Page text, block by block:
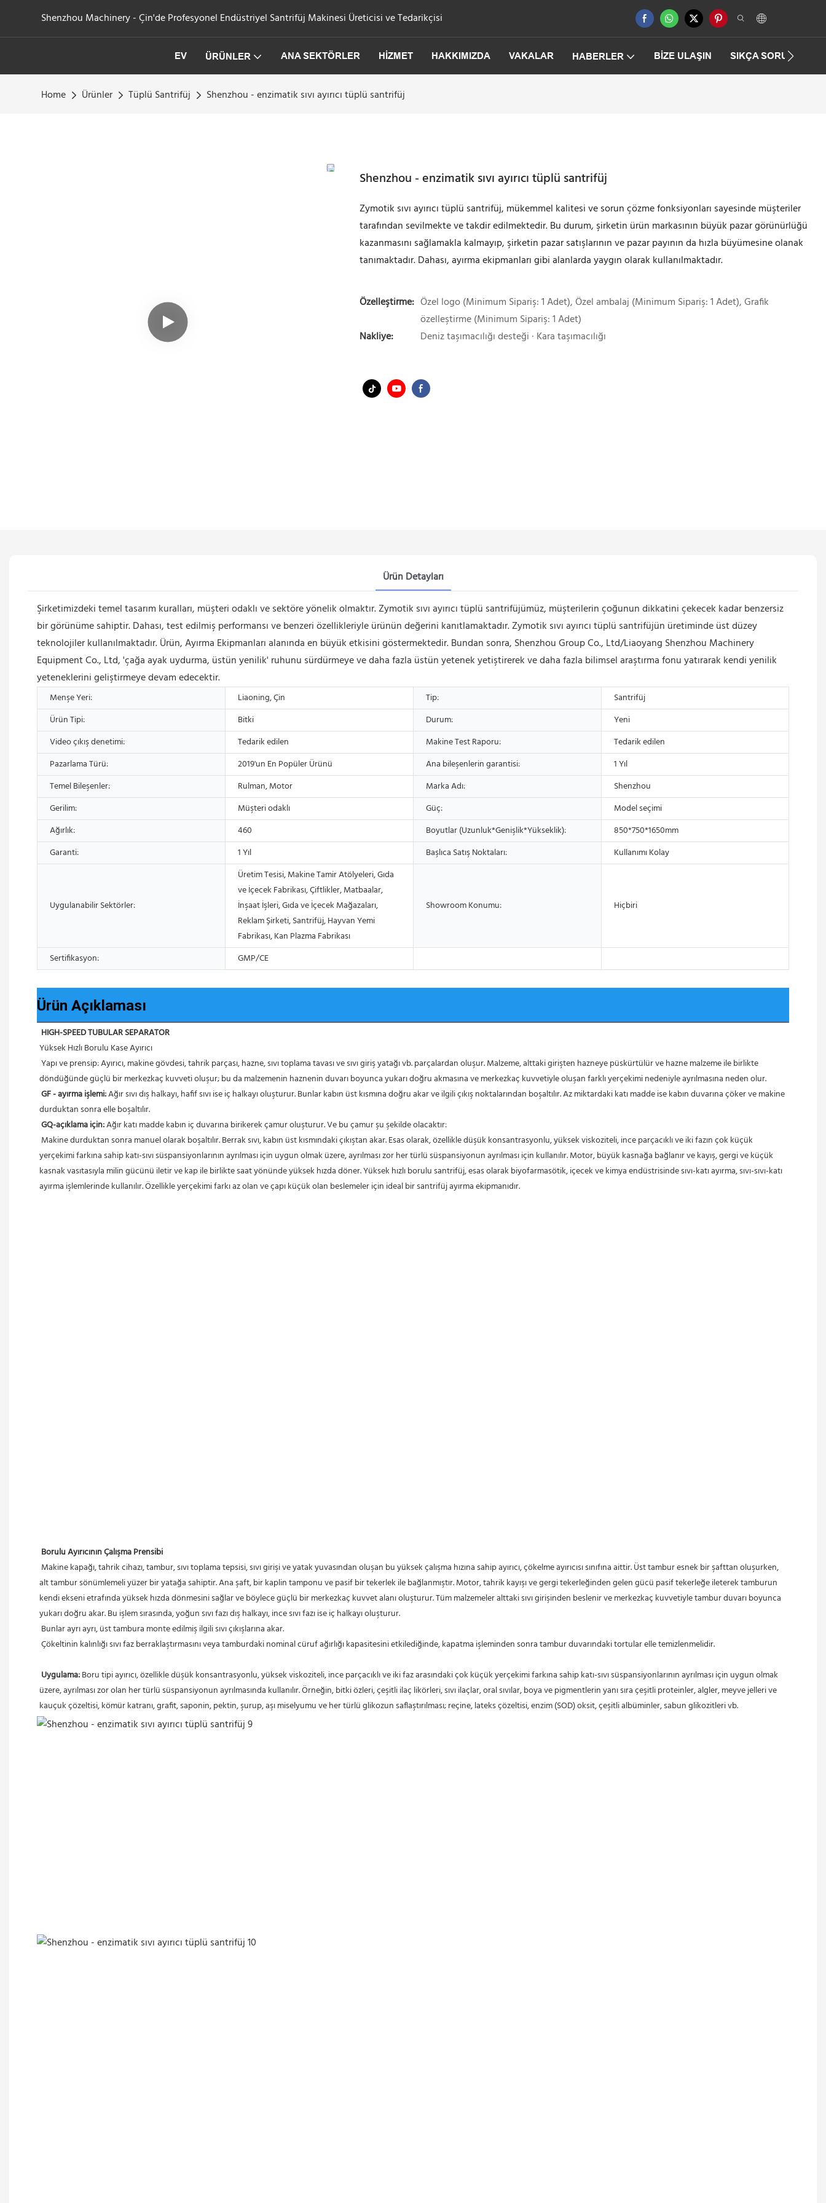
Shenzhou Machinery - Çin'de Profesyonel Endüstriyel Santrifüj Makinesi Üreticisi ve Tedarikçisi
EV ÜRÜNLER ANA SEKTÖRLER HIZMET HAKKIMIZDA VAKALAR HABERLER BIZE ULAŞIN SIKÇA SORULAN
Home Ürünler Tüplü Santrifüj Shenzhou - enzimatik sıvı ayırıcı tüplü santrifüj
Shenzhou - enzimatik sıvı ayırıcı tüplü santrifüj
Zymotik sıvı ayırıcı tüplü santrifüj, mükemmel kalitesi ve sorun çözme fonksiyonları sayesinde müşteriler
tarafından sevilmekte ve takdir edilmektedir. Bu durum, şirketin ürün markasının büyük pazar görünürlüğü
kazanmasını sağlamakla kalmayıp, şirketin pazar satışlarının ve pazar payının da hızla büyümesine olanak
tanımaktadır. Dahası, ayırma ekipmanları gibi alanlarda yaygın olarak kullanılmaktadır.
Özelleştirme: Özel logo (Minimum Sipariş: 1 Adet), Özel ambalaj (Minimum Sipariş: 1 Adet), Grafik
özelleştirme (Minimum Sipariş: 1 Adet)
Nakliye:
Deniz taşımacılığı desteği · Kara taşımacılığı
Ürün Detayları
Şirketimizdeki temel tasarım kuralları, müşteri odaklı ve sektöre yönelik olmaktır. Zymotik sıvı ayırıcı tüplü santrifüjümüz, müşterilerin çoğunun dikkatini çekecek kadar benzersiz
bir görünüme sahiptir. Dahası, test edilmiş performansı ve benzeri özellikleriyle ürünün değerini kanıtlamaktadır. Zymotik sıvı ayırıcı tüplü santrifüjün üretiminde üst düzey
teknolojiler kullanılmaktadır. Ürün, Ayırma Ekipmanları alanında en büyük etkisini göstermektedir. Bundan sonra, Shenzhou Group Co., Ltd/Liaoyang Shenzhou Machinery
Equipment Co., Ltd, 'çağa ayak uydurma, üstün yenilik' ruhunu sürdürmeye ve daha fazla üstün yetenek yetiştirerek ve daha fazla bilimsel araştırma fonu yatırarak kendi yenilik
yeteneklerini geliştirmeye devam edecektir.
Menşe Yeri: Liaoning, Çin Tip:
Santrifüj
Ürün Tipi:
Bitki Durum:
Yeni
Video çıkış denetimi:
Tedarik edilen Makine Test Raporu:
Tedarik edilen
Pazarlama Türü:
2019'un En Popüler Ürünü Ana bileşenlerin garantisi:
1 Yıl
Temel Bileşenler:
Rulman, Motor Marka Adı:
Shenzhou
Gerilim:
Müşteri odaklı Güç:
Model seçimi
Ağırlık:
460 Boyutlar (Uzunluk*Genişlik*Yükseklik):
850*750*1650mm
Garanti:
1 Yıl Başlıca Satış Noktaları: Kullanımı Kolay
Uygulanabilir Sektörler:
Üretim Tesisi, Makine Tamir Atölyeleri, Gıda
ve İçecek Fabrikası, Çiftlikler, Matbaalar,
İnşaat İşleri, Gıda ve İçecek Mağazaları,
Reklam Şirketi, Santrifüj, Hayvan Yemi
Fabrikası, Kan Plazma Fabrikası
Showroom Konumu: Hiçbiri
Sertifikasyon: GMP/CE
Ürün Açıklaması
HIGH-SPEED TUBULAR SEPARATOR
Yüksek Hızlı Borulu Kase Ayırıcı
döndüğünde güçlü bir merkezkaç kuvveti oluşur; bu da malzemenin haznenin duvarı boyunca yukarı doğru akmasına ve merkezkaç kuvvetiyle oluşan farklı yerçekimi nedeniyle ayrılmasına neden olur.
GF - ayırma işlemi: Ağır sıvı dış halkayı, hafif sıvı ise iç halkayı oluşturur. Bunlar kabın üst kısmına doğru akar ve ilgili çıkış noktalarından boşaltılır. Az miktardaki katı madde ise kabın duvarına çöker ve makine
durduktan sonra elle boşaltılır.
GQ-açıklama için: Ağır katı madde kabın iç duvarına birikerek çamur oluşturur. Ve bu çamur şu şekilde olacaktır:
yerçekimi farkına sahip katı-sıvı süspansiyonlarının ayrılması için uygun olmak üzere, ayrılması zor her türlü süspansiyonun ayrılması için kullanılır. Motor, büyük kasnağa bağlanır ve kayış, gergi ve küçük
kasnak vasıtasıyla milin gücünü iletir ve kap ile birlikte saat yönünde yüksek hızda döner. Yüksek hızlı borulu santrifüj, esas olarak biyofarmasötik, içecek ve kimya endüstrisinde sıvı-katı ayırma, sıvı-sıvı-katı
ayırma işlemlerinde kullanılır. Özellikle yerçekimi farkı az olan ve çapı küçük olan beslemeler için ideal bir santrifüj ayırma ekipmanıdır.
Borulu Ayırıcının Çalışma Prensibi
alt tambur sönümlemeli yüzer bir yatağa sahiptir. Ana şaft, bir kaplin tamponu ve pasif bir tekerlek ile bağlanmıştır. Motor, tahrik kayışı ve gergi tekerleğinden gelen gücü pasif tekerleğe ileterek tamburun
kendi ekseni etrafında yüksek hızda dönmesini sağlar ve böylece güçlü bir merkezkaç kuvvet alanı oluşturur. Tüm malzemeler alttaki sıvı girişinden beslenir ve merkezkaç kuvvetiyle tambur duvarı boyunca
yukarı doğru akar. Bu işlem sırasında, yoğun sıvı fazı dış halkayı, ince sıvı fazı ise iç halkayı oluşturur.
Bunlar ayrı ayrı, üst tambura monte edilmiş ilgili sıvı çıkışlarına akar.
Çökeltinin kalınlığı sıvı faz berraklaştırmasını veya tamburdaki nominal cüruf ağırlığı kapasitesini etkilediğinde, kapatma işleminden sonra tambur duvarındaki tortular elle temizlenmelidir.
Uygulama: Boru tipi ayırıcı, özellikle düşük konsantrasyonlu, yüksek viskoziteli, ince parçacıklı ve iki faz arasındaki çok küçük yerçekimi farkına sahip katı-sıvı süspansiyonlarının ayrılması için uygun olmak
üzere, ayrılması zor olan her türlü süspansiyonun ayrılmasında kullanılır. Örneğin, bitki özleri, çeşitli ilaç likörleri, sıvı ilaçlar, oral sıvılar, boya ve pigmentlerin yanı sıra çeşitli proteinler, algler, meyve jelleri ve
kauçuk çözeltisi, kömür katranı, grafit, saponin, pektin, şurup, aşı miselyumu ve her türlü glikozun saflaştırılması; reçine, lateks çözeltisi, enzim (SOD) oksit, çeşitli albüminler, sabun glikozitleri vb.